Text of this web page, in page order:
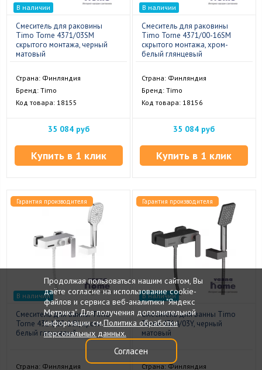
В наличии
Смеситель для раковины
Timo Torne 4371/03SM
скрытого монтажа, черный
матовый
Страна: Финляндия
Бренд: Timo
Код товара: 18155
35 084 руб
Купить в 1 клик
В наличии
Смеситель для раковины
Timo Torne 4371/00-16SM
скрытого монтажа, хром-
белый глянцевый
Страна: Финляндия
Бренд: Timo
Код товара: 18156
35 084 руб
Купить в 1 клик
Гарантия производителя
В наличии
Смеситель для ванны Timo
Torne 4314/00-16Y, хром-
белый глянцевый
Страна: Финляндия
Гарантия производителя
В наличии
Смеситель для ванны Timo
Torne 4314/03Y, черный
матовый
Страна: Финляндия
Продолжая пользоваться нашим сайтом, Вы
даёте согласие на использование cookie-
файлов и сервиса веб-аналитики "Яндекс
Метрика". Для получения дополнительной
информации см.Политика обработки
персональных данных.
Согласен